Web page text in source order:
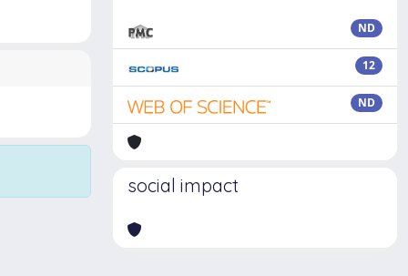
ND
12
ND
social impact